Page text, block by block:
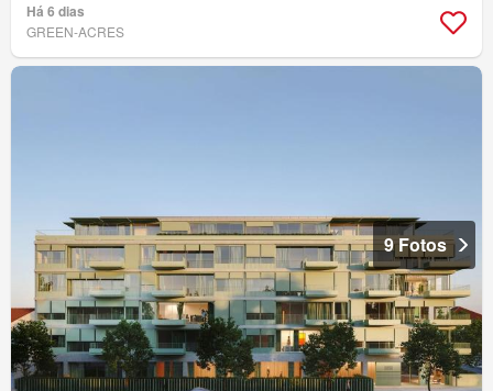
Há 6 dias
GREEN-ACRES
9 Fotos